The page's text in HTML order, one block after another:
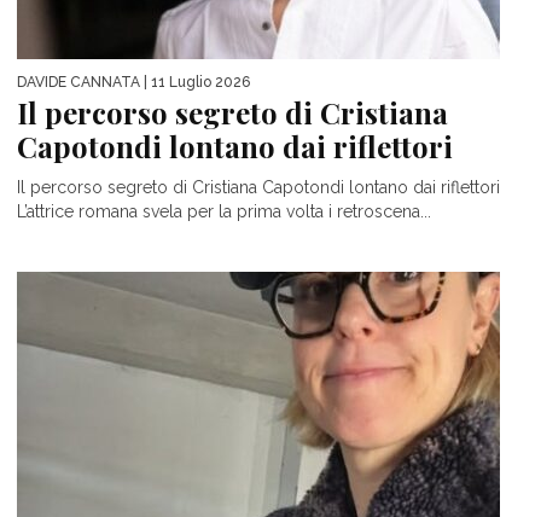
DAVIDE CANNATA | 11 Luglio 2026
Il percorso segreto di Cristiana
Capotondi lontano dai riflettori
Il percorso segreto di Cristiana Capotondi lontano dai riflettori
L’attrice romana svela per la prima volta i retroscena...